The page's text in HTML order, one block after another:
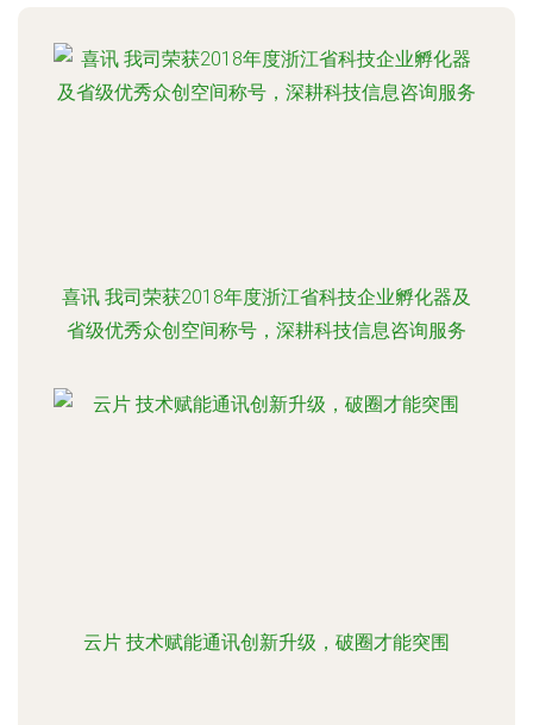
喜讯 我司荣获2018年度浙江省科技企业孵化器及
省级优秀众创空间称号，深耕科技信息咨询服务
云片 技术赋能通讯创新升级，破圈才能突围